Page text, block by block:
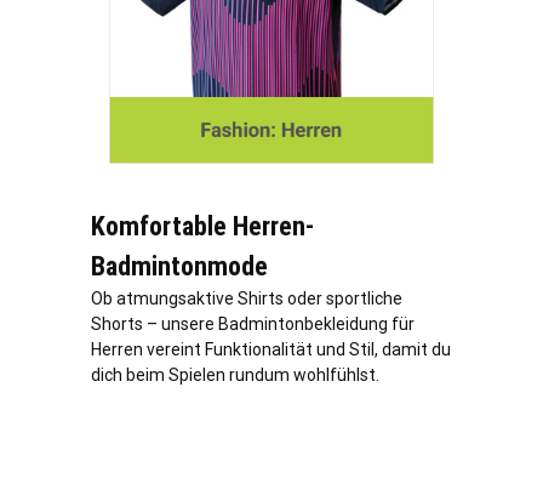
Komfortable Herren-
Badmintonmode
Ob atmungsaktive Shirts oder sportliche
Shorts – unsere Badmintonbekleidung für
Herren vereint Funktionalität und Stil, damit du
dich beim Spielen rundum wohlfühlst.